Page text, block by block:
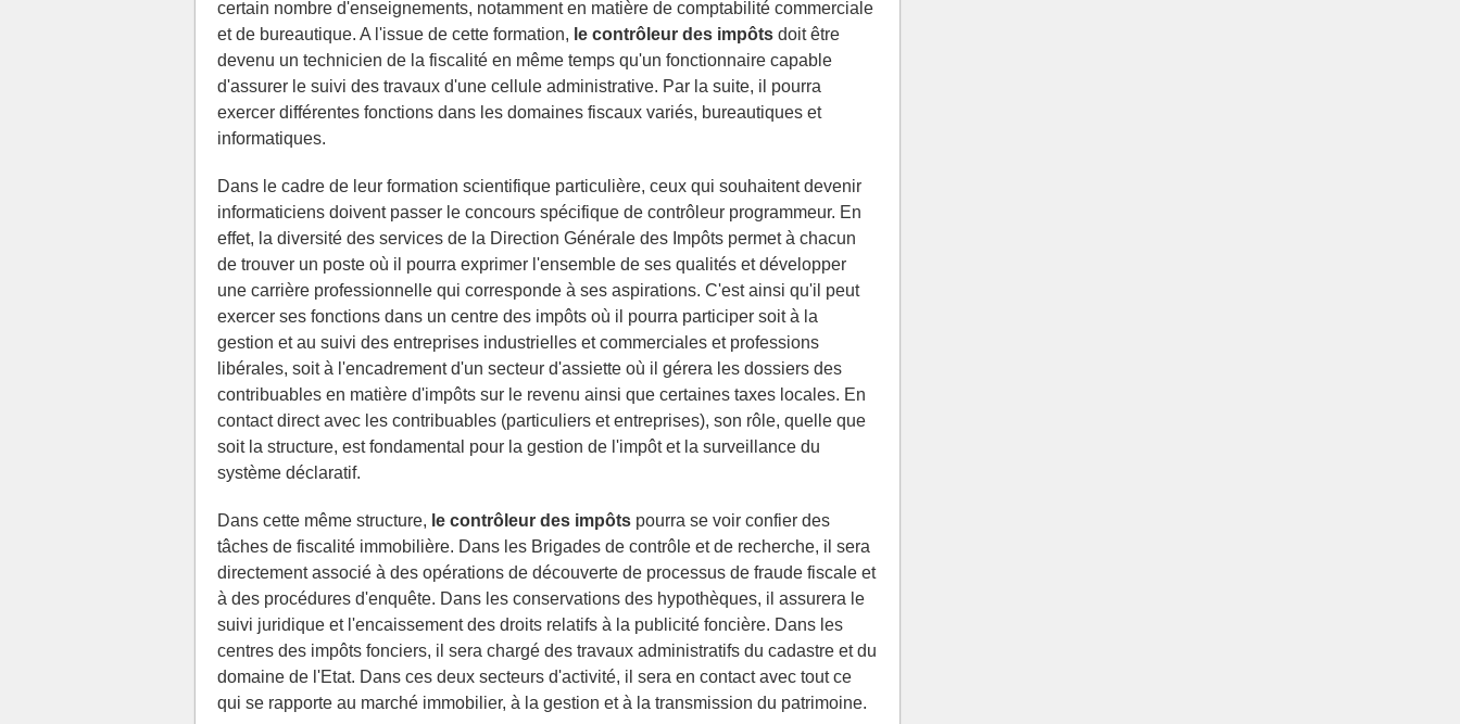
certain nombre d'enseignements, notamment en matière de comptabilité commerciale
et de bureautique. A l'issue de cette formation, le contrôleur des impôts doit être
devenu un technicien de la fiscalité en même temps qu'un fonctionnaire capable
d'assurer le suivi des travaux d'une cellule administrative. Par la suite, il pourra
exercer différentes fonctions dans les domaines fiscaux variés, bureautiques et
informatiques.
Dans le cadre de leur formation scientifique particulière, ceux qui souhaitent devenir
informaticiens doivent passer le concours spécifique de contrôleur programmeur. En
effet, la diversité des services de la Direction Générale des Impôts permet à chacun
de trouver un poste où il pourra exprimer l'ensemble de ses qualités et développer
une carrière professionnelle qui corresponde à ses aspirations. C'est ainsi qu'il peut
exercer ses fonctions dans un centre des impôts où il pourra participer soit à la
gestion et au suivi des entreprises industrielles et commerciales et professions
libérales, soit à l'encadrement d'un secteur d'assiette où il gérera les dossiers des
contribuables en matière d'impôts sur le revenu ainsi que certaines taxes locales. En
contact direct avec les contribuables (particuliers et entreprises), son rôle, quelle que
soit la structure, est fondamental pour la gestion de l'impôt et la surveillance du
système déclaratif.
Dans cette même structure, le contrôleur des impôts pourra se voir confier des
tâches de fiscalité immobilière. Dans les Brigades de contrôle et de recherche, il sera
directement associé à des opérations de découverte de processus de fraude fiscale et
à des procédures d'enquête. Dans les conservations des hypothèques, il assurera le
suivi juridique et l'encaissement des droits relatifs à la publicité foncière. Dans les
centres des impôts fonciers, il sera chargé des travaux administratifs du cadastre et du
domaine de l'Etat. Dans ces deux secteurs d'activité, il sera en contact avec tout ce
qui se rapporte au marché immobilier, à la gestion et à la transmission du patrimoine.